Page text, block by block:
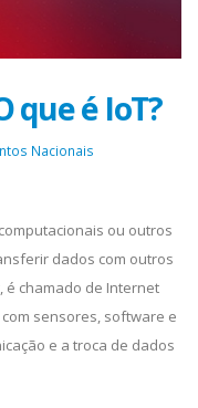
que é IoT?
Nacionais
ou outros
dados com outros
chamado de Internet
com sensores, software e
e a troca de dados